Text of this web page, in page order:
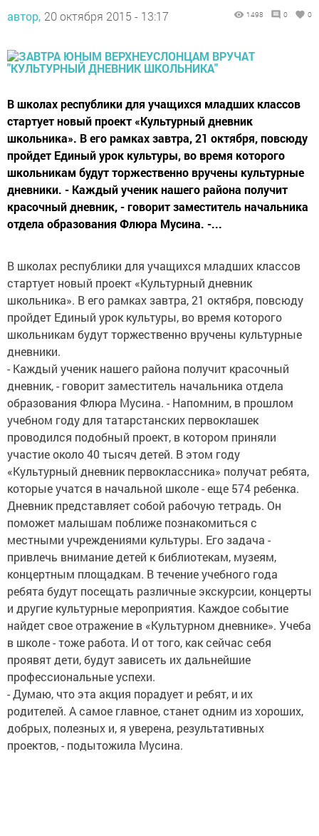
автор, 20 октября 2015 - 13:17 1498 0 0
В школах республики для учащихся младших классов
стартует новый проект «Культурный дневник
школьника». В его рамках завтра, 21 октября, повсюду
пройдет Единый урок культуры, во время которого
школьникам будут торжественно вручены культурные
дневники. - Каждый ученик нашего района получит
красочный дневник, - говорит заместитель начальника
отдела образования Флюра Мусина. -...
В школах республики для учащихся младших классов
стартует новый проект «Культурный дневник
школьника». В его рамках завтра, 21 октября, повсюду
пройдет Единый урок культуры, во время которого
школьникам будут торжественно вручены культурные
дневники.
- Каждый ученик нашего района получит красочный
дневник, - говорит заместитель начальника отдела
образования Флюра Мусина. - Напомним, в прошлом
учебном году для татарстанских первоклашек
проводился подобный проект, в котором приняли
участие около 40 тысяч детей. В этом году
«Культурный дневник первоклассника» получат ребята,
которые учатся в начальной школе - еще 574 ребенка.
Дневник представляет собой рабочую тетрадь. Он
поможет малышам поближе познакомиться с
местными учреждениями культуры. Его задача -
привлечь внимание детей к библиотекам, музеям,
концертным площадкам. В течение учебного года
ребята будут посещать различные экскурсии, концерты
и другие культурные мероприятия. Каждое событие
найдет свое отражение в «Культурном дневнике». Учеба
в школе - тоже работа. И от того, как сейчас себя
проявят дети, будут зависеть их дальнейшие
профессиональные успехи.
- Думаю, что эта акция порадует и ребят, и их
родителей. А самое главное, станет одним из хороших,
добрых, полезных и, я уверена, результативных
проектов, - подытожила Мусина.